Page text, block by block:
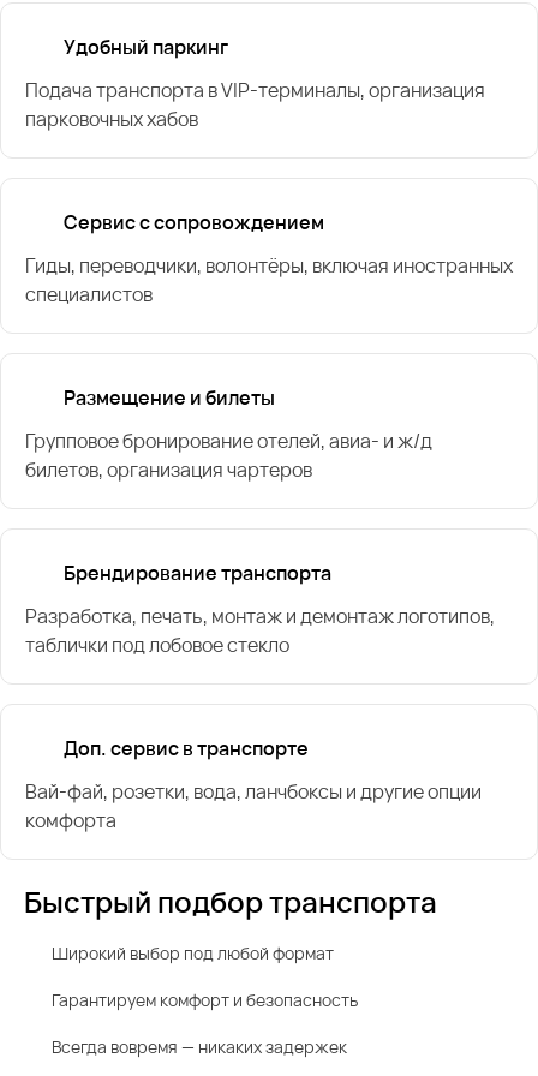
Удобный паркинг
Подача транспорта в VIP-терминалы, организация
парковочных хабов
Сервис с сопровождением
Гиды, переводчики, волонтёры, включая иностранных
специалистов
Размещение и билеты
Групповое бронирование отелей, авиа- и ж/д
билетов, организация чартеров
Брендирование транспорта
Разработка, печать, монтаж и демонтаж логотипов,
таблички под лобовое стекло
Доп. сервис в транспорте
Вай-фай, розетки, вода, ланчбоксы и другие опции
комфорта
Быстрый подбор транспорта
Широкий выбор под любой формат
Гарантируем комфорт и безопасность
Всегда вовремя — никаких задержек